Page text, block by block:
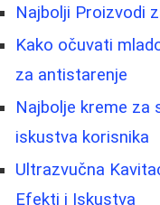
Najbolji Proizvodi
Kako očuvati
za antistarenje
Najbolje kreme za
iskustva korisnika
Ultrazvučna
Efekti i Iskustva